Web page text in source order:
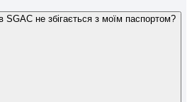
не збігається з моїм паспортом?